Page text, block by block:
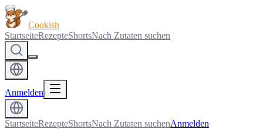
Cookish
StartseiteRezepteShortsNach Zutaten suchen
Anmelden
StartseiteRezepteShortsNach Zutaten suchenAnmelden